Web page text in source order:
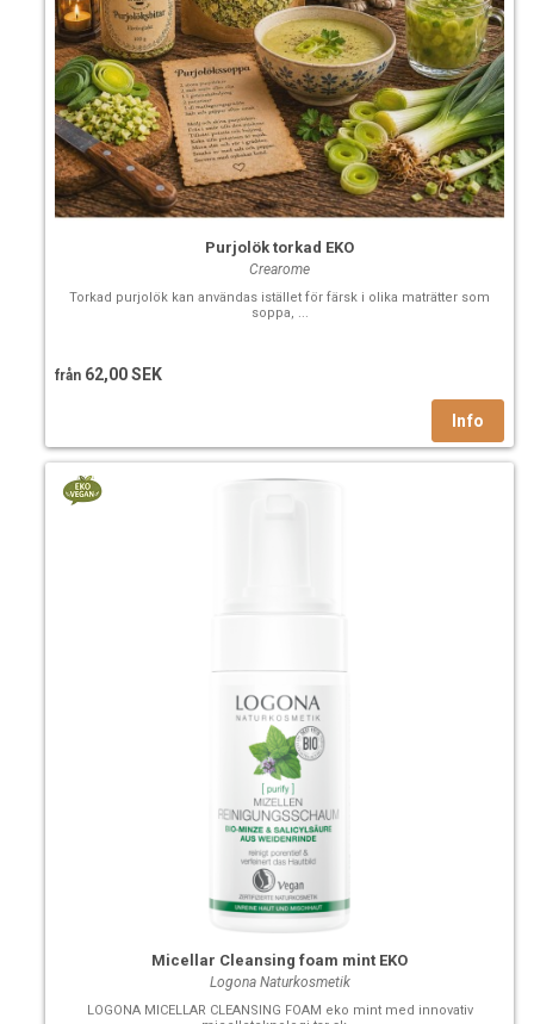
Purjolök torkad EKO
Crearome
Torkad purjolök kan användas istället för färsk i olika maträtter som
soppa, ...
från 62,00 SEK
Micellar Cleansing foam mint EKO
Logona Naturkosmetik
LOGONA MICELLAR CLEANSING FOAM eko mint med innovativ